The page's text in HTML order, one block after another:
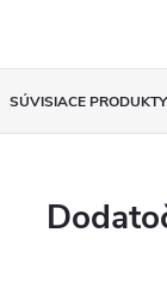
SÚVISIACE PRODUKTY